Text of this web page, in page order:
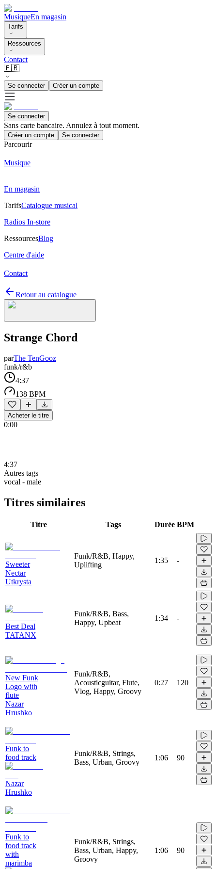
MusiqueEn magasin
Tarifs
Ressources
Contact
🇫🇷
Se connecter Créer un compte
Se connecter
Sans carte bancaire. Annulez à tout moment.
Créer un compte Se connecter
Parcourir
Musique
En magasin
TarifsCatalogue musical
Radios In-store
RessourcesBlog
Centre d'aide
Contact
Retour au catalogue
Strange Chord
parThe TenGooz
funk/r&b
4:37
138 BPM
Acheter le titre
0:00
4:37
Autres tags
vocal - male
Titres similaires
Titre Tags Durée BPM
Sweeter
Nectar
Utkrysta
Funk/R&B, Happy,
Uplifting
1:35 -
Best Deal
TATANX
Funk/R&B, Bass,
Happy, Upbeat
1:34 -
New Funk
Logo with
flute
Nazar
Hrushko
Funk/R&B,
Acousticguitar, Flute,
Vlog, Happy, Groovy
0:27 120
Funk to
food track
Nazar
Hrushko
Funk/R&B, Strings,
Bass, Urban, Groovy
1:06 90
Funk to
food track
with
marimba
Funk/R&B, Strings,
Bass, Urban, Happy,
Groovy
1:06 90